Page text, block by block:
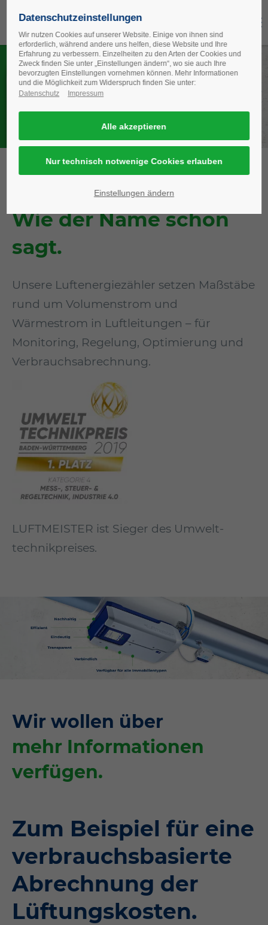
Wo wir messen,
wird’s besser.
LUFTMEISTER.
Wie der Name schon
sagt.
LUFTMEISTER ist Sieger des Umwelt­
technikpreises.
Unsere Luftenergiezähler setzen Maßstäbe
rund um Volumenstrom und
Wärmestrom in Luftleitungen – für
Monitoring, Regelung, Opti­mierung und
Ver­brauchs­ab­rech­nung.
Wir wollen über
mehr Informationen
verfügen.
Zum Beispiel für eine
verbrauchs­basierte
Ab­rech­nung der
Lüft­ungs­kosten.
Datenschutzeinstellungen
Wir nutzen Cookies auf unserer Website. Einige von ihnen sind
erforderlich, während andere uns helfen, diese Website und Ihre
Erfahrung zu verbessern. Einzelheiten zu den Arten der Cookies und
Zweck finden Sie unter „Einstellungen ändern“, wo sie auch Ihre
bevorzugten Ein­stellungen vornehmen können. Mehr Informationen
und die Möglichkeit zum Widerspruch finden Sie unter:
Datenschutz
Impressum
Einstellungen ändern